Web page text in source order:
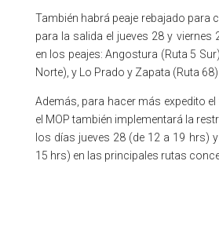
También habrá peaje rebajado para
para la salida el jueves 28 y viernes
en los peajes: Angostura (Ruta 5
Norte), y Lo Prado y Zapata (Ruta 68).
Además, para hacer más expedito el
el MOP también implementará la
los días jueves 28 (de 12 a 19 hrs)
15 hrs) en las principales rutas